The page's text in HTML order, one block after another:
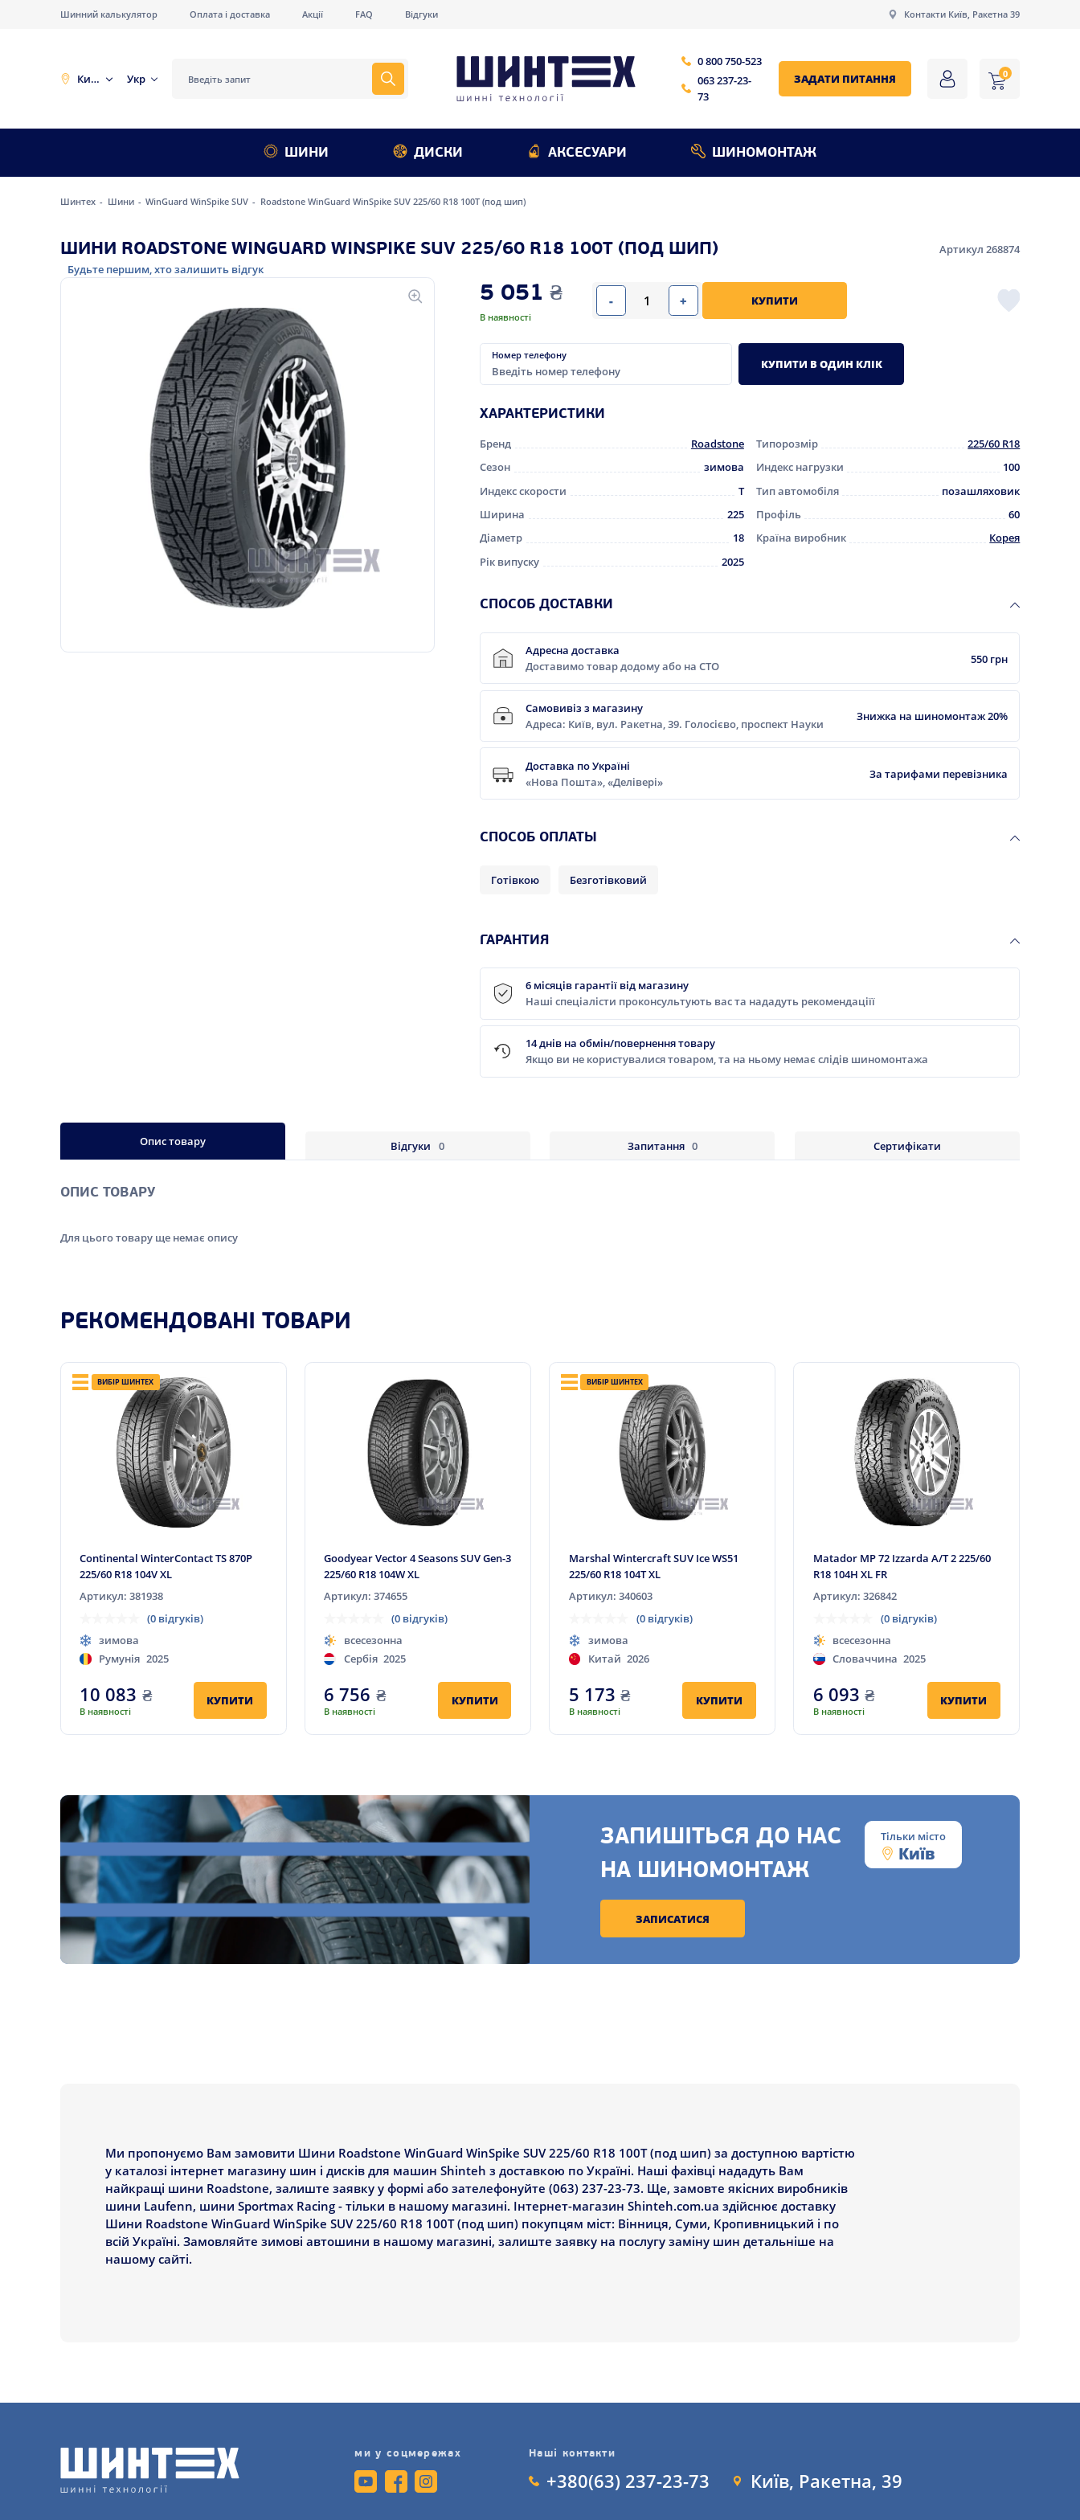
Шинний калькулятор Оплата і доставка Акції FAQ Відгуки Контакти Київ, Ракетна 39
Київ Укр
0 800 750-523
063 237-23-
73
ЗАДАТИ ПИТАННЯ 0
ШИНИ ДИСКИ АКСЕСУАРИ ШИНОМОНТАЖ
Шинтех Шини WinGuard WinSpike SUV Roadstone WinGuard WinSpike SUV 225/60 R18 100T (под шип)
ШИНИ ROADSTONE WINGUARD WINSPIKE SUV 225/60 R18 100T (ПОД ШИП)
Артикул 268874
Будьте першим, хто залишить відгук
5 051 ₴
В наявності
- + КУПИТИ
Номер телефону
КУПИТИ В ОДИН КЛІК
ХАРАКТЕРИСТИКИ
Бренд Roadstone Типорозмір
225/60 R18
Сезон
зимова Индекс нагрузки
100
Индекс скорости
T Тип автомобіля
позашляховик
Ширина
225 Профіль
60
Діаметр
18 Країна виробник
Корея
Рік випуску
2025
CПОСОБ ДОСТАВКИ
Адресна доставка
Доставимо товар додому або на СТО
550 грн
Самовивіз з магазину
Адреса: Київ, вул. Ракетна, 39. Голосієво, проспект Науки
Знижка на шиномонтаж 20%
Доставка по Україні
«Нова Пошта», «Делівері»
За тарифами перевізника
CПОСОБ ОПЛАТЫ
Готівкою Безготівковий
ГАРАНТИЯ
6 місяців гарантії від магазину
Наші спеціалісти проконсультують вас та нададуть рекомендаціїї
14 днів на обмін/повернення товару
Якщо ви не користувалися товаром, та на ньому немає слідів шиномонтажа
Опис товару Відгуки 0 Запитання 0 Сертифікати
ОПИС ТОВАРУ
Для цього товару ще немає опису
РЕКОМЕНДОВАНІ ТОВАРИ
ВИБІР ШИНТЕХ
Continental WinterContact TS 870P
225/60 R18 104V XL
Артикул: 381938
(0 відгуків)
зимова
Румунія 2025
10 083 ₴
В наявності
КУПИТИ
Goodyear Vector 4 Seasons SUV Gen-3
225/60 R18 104W XL
Артикул: 374655
(0 відгуків)
всесезонна
Сербія 2025
6 756 ₴
В наявності
КУПИТИ
ВИБІР ШИНТЕХ
Marshal Wintercraft SUV Ice WS51
225/60 R18 104T XL
Артикул: 340603
(0 відгуків)
зимова
Китай 2026
5 173 ₴
В наявності
КУПИТИ
Matador MP 72 Izzarda A/T 2 225/60
R18 104H XL FR
Артикул: 326842
(0 відгуків)
всесезонна
Словаччина 2025
6 093 ₴
В наявності
КУПИТИ
ЗАПИШІТЬСЯ ДО НАС
НА ШИНОМОНТАЖ
Тільки місто
Київ
ЗАПИСАТИСЯ
Ми пропонуємо Вам замовити Шини Roadstone WinGuard WinSpike SUV 225/60 R18 100T (под шип) за доступною вартістю
у каталозі інтернет магазину шин і дисків для машин Shinteh з доставкою по Україні. Наші фахівці нададуть Вам
найкращі шини Roadstone, залиште заявку у формі або зателефонуйте (063) 237-23-73. Ще, замовте якісних виробників
шини Laufenn, шини Sportmax Racing - тільки в нашому магазині. Інтернет-магазин Shinteh.com.ua здійснює доставку
Шини Roadstone WinGuard WinSpike SUV 225/60 R18 100T (под шип) покупцям міст: Вінниця, Суми, Кропивницький і по
всій Україні. Замовляйте зимові автошини в нашому магазині, залиште заявку на послугу заміну шин детальніше на
нашому сайті.
ми у соцмережах Наші контакти
+380(63) 237-23-73 Київ, Ракетна, 39